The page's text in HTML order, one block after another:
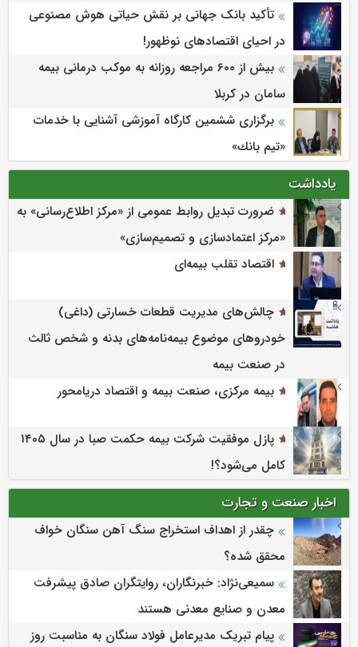
تأکید بانک جهانی بر نقش حیاتی هوش مصنوعی
در احیای اقتصادهای نوظهور!
بیش از ۶۰۰ مراجعه روزانه به موکب درمانی بیمه
سامان در کربلا
برگزاری ششمین كارگاه آموزشی آشنایی با خدمات
«تیم بانك»
یادداشت
ضرورت تبدیل روابط عمومی از «مرکز اطلاع‌رسانی» به
«مرکز اعتمادسازی و تصمیم‌سازی»
اقتصاد تقلب بیمه‌ای
چالش‌های مدیریت قطعات خسارتی (داغی)
خودروهای موضوع بیمه‌نامه‌های بدنه و شخص ثالث
در صنعت بیمه
بیمه مرکزی، صنعت بیمه و اقتصاد دریامحور
پازل موفقیت شرکت بیمه حکمت صبا در سال ۱۴۰۵
کامل می‌شود؟!
اخبار صنعت و تجارت
چقدر از اهداف استخراج سنگ آهن سنگان خواف
محقق شده؟
سمیعی‌نژاد: خبرنگاران، روایتگران صادق پیشرفت
معدن و صنایع معدنی هستند
پیام تبریک مدیرعامل فولاد سنگان به مناسبت روز